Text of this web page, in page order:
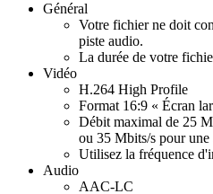
Général
Votre fichier ne doit
piste audio.
La durée de votre
Vidéo
H.264 High Profile
Format 16:9 « Écran
Débit maximal de 25
ou 35 Mbits/s pour une
Utilisez la fréquence
Audio
AAC-LC